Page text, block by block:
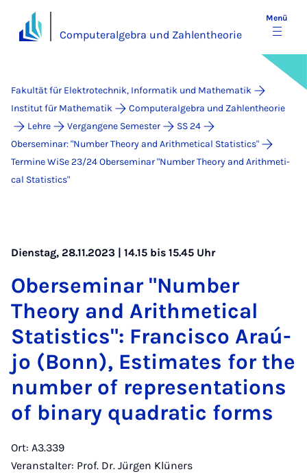
Computeralgebra und Zahlentheorie
Menü
Fakultät für Elektrotechnik, Informatik und Mathematik
Institut für Mathematik
Computeralgebra und Zahlentheorie
Lehre
Vergangene Semester
SS 24
Oberseminar: "Number Theory and Arithmetical Statistics"
Termine WiSe 23/24 Ober­se­mi­nar "Num­ber Theo­ry and Arith­me­ti­
cal Sta­ti­stics"
Dienstag, 28.11.2023 | 14.15 bis 15.45 Uhr
Ober­se­mi­nar "Num­ber
Theo­ry and Arith­me­ti­cal
Sta­ti­stics": Fran­cis­co Araú­
jo (Bonn), Esti­ma­tes for the
num­ber of re­pre­sen­ta­ti­ons
of bi­na­ry qua­dra­tic forms
Ort: A3.339
Veranstalter: Prof. Dr. Jürgen Klüners